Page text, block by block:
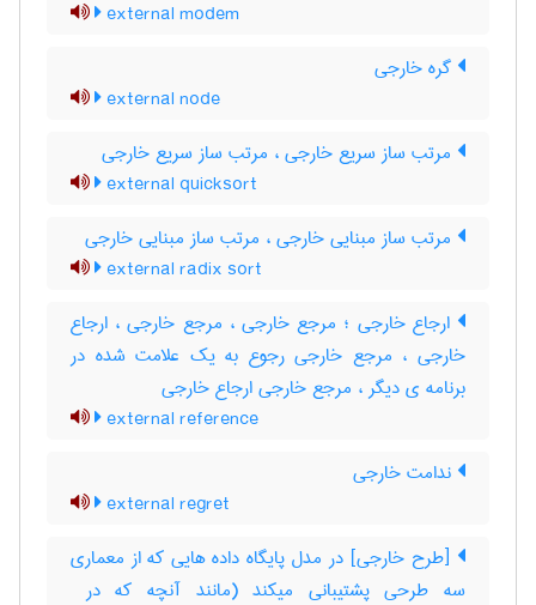
external modem
گره خارجی
external node
مرتب ساز سریع خارجی ، مرتب ‌ساز سریع خارجی
external quicksort
مرتب ساز مبنایی خارجی ، مرتب ‌ساز مبنایی خارجی
external radix sort
ارجاع خارجی ؛ مرجع خارجی ، مرجع خارجی ، ارجاع
خارجی ، مرجع خارجی رجوع به یک علامت شده در
برنامه ی دیگر ، مرجع خارجی ارجاع خارجی
external reference
ندامت خارجی
external regret
[طرح خارجی] در مدل پایگاه داده هایی که از معماری